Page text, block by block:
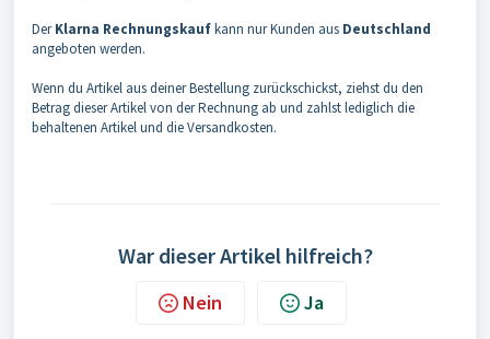
DerKlarna Rechnungskaufkann nur Kunden aus Deutschland
angeboten werden.
Wenn du Artikel aus deiner Bestellung zurückschickst, ziehst du den
Betrag dieser Artikel von der Rechnung ab und zahlst lediglich die
behaltenen Artikel und die Versandkosten.
War dieser Artikel hilfreich?
Nein Ja